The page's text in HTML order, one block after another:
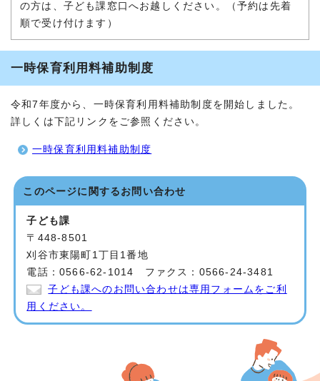
の方は、子ども課窓口へお越しください。（予約は先着
順で受け付けます）
一時保育利用料補助制度
令和7年度から、一時保育利用料補助制度を開始しました。
詳しくは下記リンクをご参照ください。
一時保育利用料補助制度
このページに関する お問い合わせ
子ども課
〒448-8501
刈谷市東陽町1丁目1番地
電話：0566-62-1014 ファクス：0566-24-3481
子ども課へのお問い合わせは専用フォームをご利
用ください。